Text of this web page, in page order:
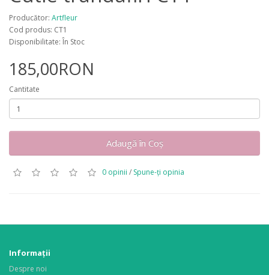
Producător: Artfleur
Cod produs: CT1
Disponibilitate: În Stoc
185,00RON
Cantitate
Adaugă în Coş
0 opinii / Spune-ţi opinia
Informaţii
Despre noi